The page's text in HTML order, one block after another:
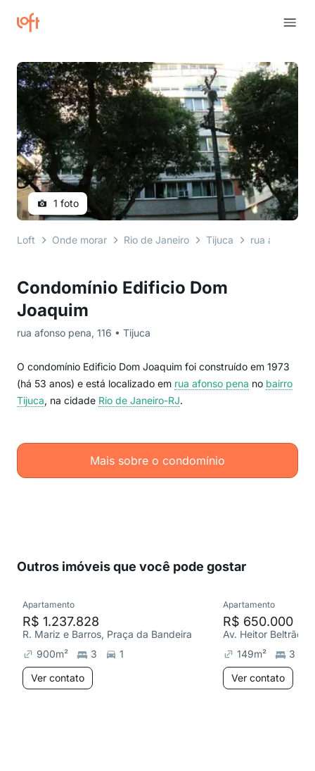
Condomínio Edificio Dom
Joaquim
rua afonso pena, 116 • Tijuca
O condomínio Edificio Dom Joaquim foi construído em 1973
(há 53 anos) e está localizado em rua afonso pena no bairro
Tijuca, na cidade Rio de Janeiro-RJ.
Mais sobre o condomínio
1 foto
Loft Onde morar Rio de Janeiro Tijuca rua afonso
Outros imóveis que você pode gostar
Apartamento
R$ 1.237.828
R. Mariz e Barros, Praça da Bandeira
900m² 3
1
Ver contato
Apartamento
R$ 650.000
Av. Heitor Beltrão,
149m²
3
Ver contato